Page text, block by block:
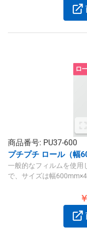
商品番号: PU37-600
プチプチ ロール（幅
一般的なフィルムを使用
で、サイズは幅